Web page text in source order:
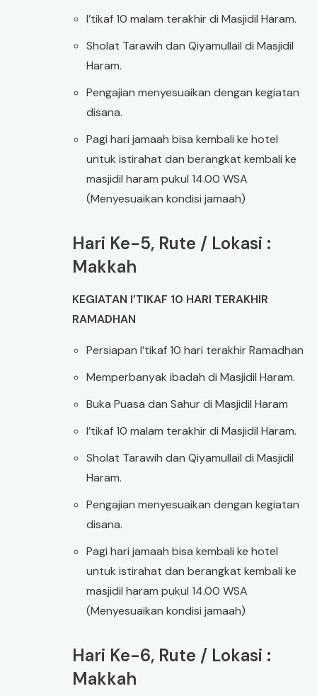
I’tikaf 10 malam terakhir di Masjidil Haram.
Sholat Tarawih dan Qiyamullail di Masjidil
Haram.
Pengajian menyesuaikan dengan kegiatan
disana.
Pagi hari jamaah bisa kembali ke hotel
untuk istirahat dan berangkat kembali ke
masjidil haram pukul 14.00 WSA
(Menyesuaikan kondisi jamaah)
Hari Ke-5, Rute / Lokasi :
Makkah
KEGIATAN I’TIKAF 10 HARI TERAKHIR
RAMADHAN
Persiapan I’tikaf 10 hari terakhir Ramadhan
Memperbanyak ibadah di Masjidil Haram.
Buka Puasa dan Sahur di Masjidil Haram
I’tikaf 10 malam terakhir di Masjidil Haram.
Sholat Tarawih dan Qiyamullail di Masjidil
Haram.
Pengajian menyesuaikan dengan kegiatan
disana.
Pagi hari jamaah bisa kembali ke hotel
untuk istirahat dan berangkat kembali ke
masjidil haram pukul 14.00 WSA
(Menyesuaikan kondisi jamaah)
Hari Ke-6, Rute / Lokasi :
Makkah